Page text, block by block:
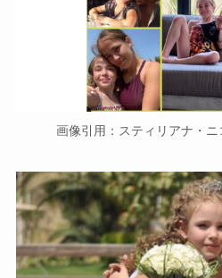
画像引用：スティリアナ・